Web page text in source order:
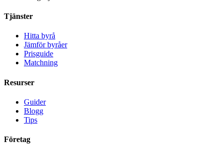
Tjänster
Hitta byrå
Jämför byråer
Prisguide
Matchning
Resurser
Guider
Blogg
Tips
Företag